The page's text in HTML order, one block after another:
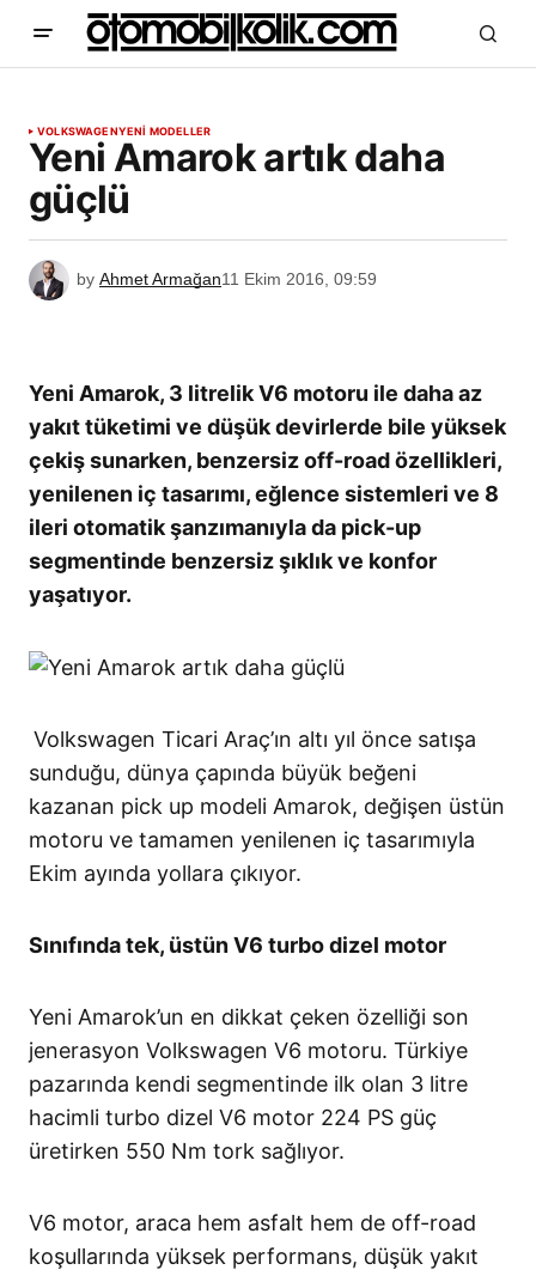
VOLKSWAGENYENİ MODELLER
Yeni Amarok artık daha
güçlü
by Ahmet Armağan11 Ekim 2016, 09:59
Yeni Amarok, 3 litrelik V6 motoru ile daha az
yakıt tüketimi ve düşük devirlerde bile yüksek
çekiş sunarken, benzersiz off-road özellikleri,
yenilenen iç tasarımı, eğlence sistemleri ve 8
ileri otomatik şanzımanıyla da pick-up
segmentinde benzersiz şıklık ve konfor
yaşatıyor.
Volkswagen Ticari Araç’ın altı yıl önce satışa
sunduğu, dünya çapında büyük beğeni
kazanan pick up modeli Amarok, değişen üstün
motoru ve tamamen yenilenen iç tasarımıyla
Ekim ayında yollara çıkıyor.
Sınıfında tek, üstün V6 turbo dizel motor
Yeni Amarok’un en dikkat çeken özelliği son
jenerasyon Volkswagen V6 motoru. Türkiye
pazarında kendi segmentinde ilk olan 3 litre
hacimli turbo dizel V6 motor 224 PS güç
üretirken 550 Nm tork sağlıyor.
V6 motor, araca hem asfalt hem de off-road
koşullarında yüksek performans, düşük yakıt